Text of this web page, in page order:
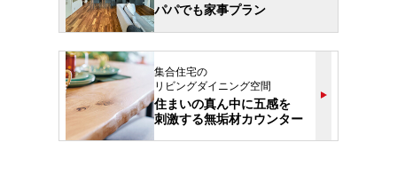
パパでも家事プラン
集合住宅の
リビングダイニング空間
住まいの真ん中に五感を
刺激する無垢材カウンター